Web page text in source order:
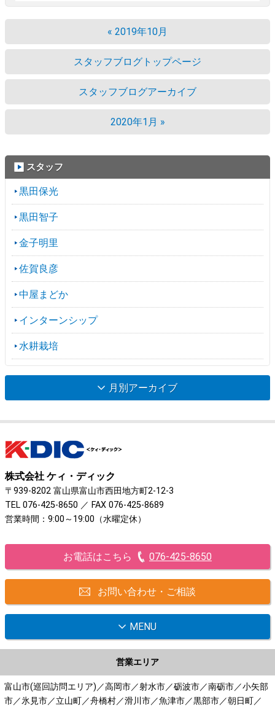
« 2019年10月
スタッフブログトップページ
スタッフブログアーカイブ
2020年1月 »
スタッフ
黒田保光
黒田智子
金子明里
佐賀良彦
中屋まどか
インターンシップ
水耕栽培
月別アーカイブ
株式会社 ケィ・ディック
〒939-8202 富山県富山市西田地方町2-12-3
TEL 076-425-8650 ／ FAX 076-425-8689
営業時間：9:00～19:00（水曜定休）
お電話はこちら 076-425-8650
お問い合わせ・ご相談
MENU
営業エリア
富山市(巡回訪問エリア)／高岡市／射水市／砺波市／南砺市／小矢部
市／氷見市／立山町／舟橋村／滑川市／魚津市／黒部市／朝日町／